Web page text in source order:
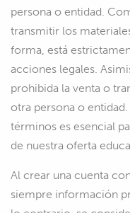
persona o entidad.
transmitir los
forma, está
acciones legales.
prohibida la venta o
otra persona o
términos es esencial
de nuestra oferta
Al crear una cuenta
siempre información